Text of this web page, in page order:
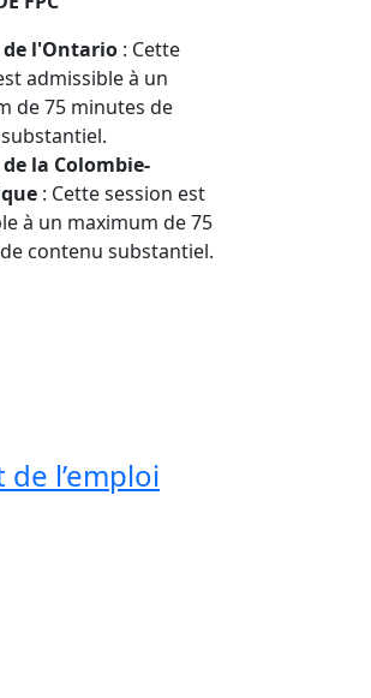
l'Ontario : Cette
admissible à un
de 75 minutes de
la Colombie-
: Cette session est
à un maximum de 75
contenu substantiel.
l’emploi